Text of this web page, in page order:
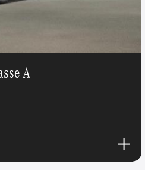
A